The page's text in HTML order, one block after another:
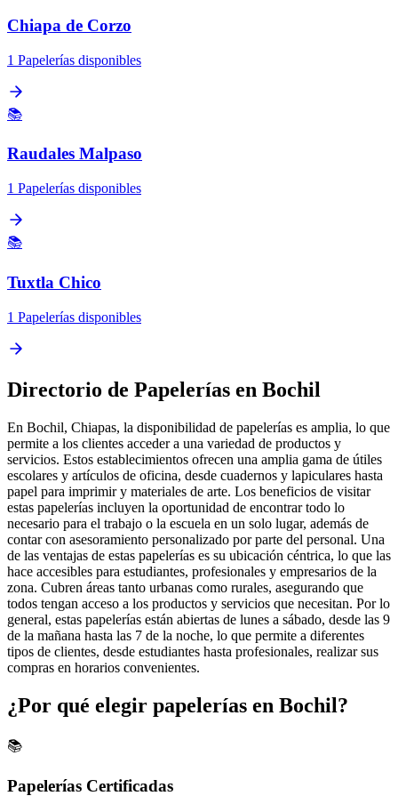
Chiapa de Corzo
1 Papelerías disponibles
📚
Raudales Malpaso
1 Papelerías disponibles
📚
Tuxtla Chico
1 Papelerías disponibles
Directorio de Papelerías en Bochil
En Bochil, Chiapas, la disponibilidad de papelerías es amplia, lo que
permite a los clientes acceder a una variedad de productos y
servicios. Estos establecimientos ofrecen una amplia gama de útiles
escolares y artículos de oficina, desde cuadernos y lapiculares hasta
papel para imprimir y materiales de arte. Los beneficios de visitar
estas papelerías incluyen la oportunidad de encontrar todo lo
necesario para el trabajo o la escuela en un solo lugar, además de
contar con asesoramiento personalizado por parte del personal. Una
de las ventajas de estas papelerías es su ubicación céntrica, lo que las
hace accesibles para estudiantes, profesionales y empresarios de la
zona. Cubren áreas tanto urbanas como rurales, asegurando que
todos tengan acceso a los productos y servicios que necesitan. Por lo
general, estas papelerías están abiertas de lunes a sábado, desde las 9
de la mañana hasta las 7 de la noche, lo que permite a diferentes
tipos de clientes, desde estudiantes hasta profesionales, realizar sus
compras en horarios convenientes.
¿Por qué elegir papelerías en Bochil?
📚
Papelerías Certificadas